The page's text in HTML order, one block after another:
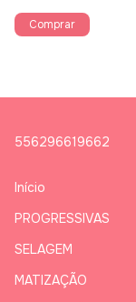
556296619662
Início
PROGRESSIVAS
SELAGEM
MATIZAÇÃO